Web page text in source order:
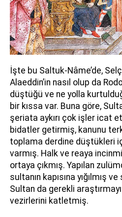
İşte bu Saltuk-Nâme’de,
Alaeddin’in nasıl olup da
düştüğü ve ne yolla
bir kıssa var. Buna göre,
şeriata aykırı çok işler icat
bidatler getirmiş, kanunu
toplama derdine düştükleri
varmış. Halk ve reaya
ortaya çıkmış. Yapılan
sultanın kapısına yığılmış
Sultan da gerekli
vezirlerini katletmiş.